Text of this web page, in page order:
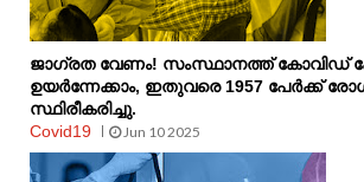
ജാഗ്രത വേണം! സംസ്ഥാനത്ത്
ഉയർന്നേക്കാം, ഇതുവരെ 1957 പേർക്ക്
സ്ഥിരീകരിച്ചു.
Covid19
Jun 10 2025